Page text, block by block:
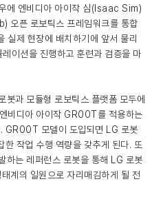
에 엔비디아 아이작 심(Isaac Sim)
오픈 로보틱스 프레임워크를 통합
실제 현장에 배치하기에 앞서 물리
이션을 진행하고 훈련과 검증을 마
봇과 모듈형 로보틱스 플랫폼 모두에
비디아 아이작 GR00T를 적용하는
GR00T 모델이 도입되면 LG 로봇
한 작업 수행 역량을 갖추게 된다. 또
하는 레퍼런스 로봇을 통해 LG 로봇
계의 일원으로 자리매김하게 될 전